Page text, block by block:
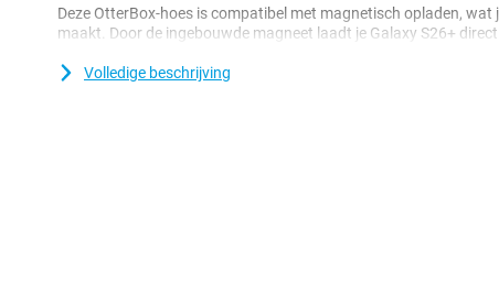
Deze OtterBox-hoes is compatibel met magnetisch opladen, wat
maakt. Door de ingebouwde magneet laadt je Galaxy S26+
Ideaal voor wie onderweg is!
Volledige beschrijving